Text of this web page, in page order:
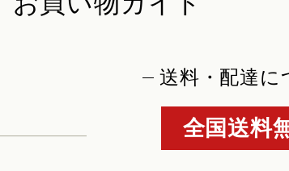
送料・配達に
全国送料